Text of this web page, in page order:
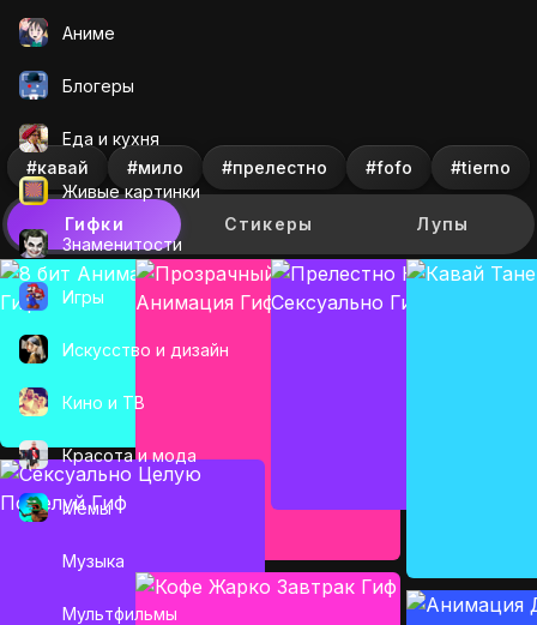
Аниме
Блогеры
Еда и кухня
Живые картинки
Знаменитости
Игры
Искусcтво и дизайн
Кино и ТВ
Красота и мода
Мемы
Музыка
Мультфильмы
#кавай #мило #прелестно #fofo #tierno
Гифки Стикеры Лупы